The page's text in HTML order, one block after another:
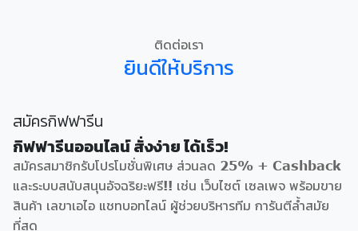
ติดต่อเรา
ยินดีให้บริการ
สมัครกิฟฟารีน
กิฟฟารีนออนไลน์ สั่งง่าย ได้เร็ว!
สมัครสมาชิกรับโปรโมชั่นพิเศษ ส่วนลด 25% + Cashback
และระบบสนับสนุนอัจฉริยะฟรี!! เช่น เว็บไซต์ เซลเพจ พร้อมขาย
สินค้า เลขาเอไอ แชทบอทไลน์ ผู้ช่วยบริหารทีม การันตีล้ำสมัย
ที่สุด